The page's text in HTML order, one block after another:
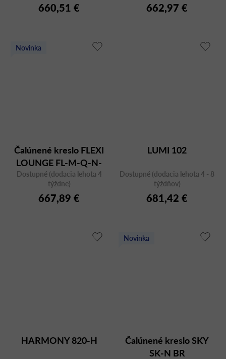
660,51 € 662,97 €
Novinka
Čalúnené kreslo FLEXI
LOUNGE FL-M-Q-N-
BR-D
Dostupné (dodacia lehota 4
týždne)
667,89 €
LUMI 102
Dostupné (dodacia lehota 4 - 8
týždňov)
681,42 €
HARMONY 820-H
Novinka
Čalúnené kreslo SKY
SK-N BR